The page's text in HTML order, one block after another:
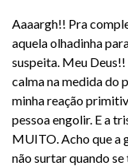
Aaaargh!! Pra
aquela olhadinha
suspeita. Meu
calma na medida do
minha reação
pessoa engolir. E a
MUITO. Acho que a
não surtar quando